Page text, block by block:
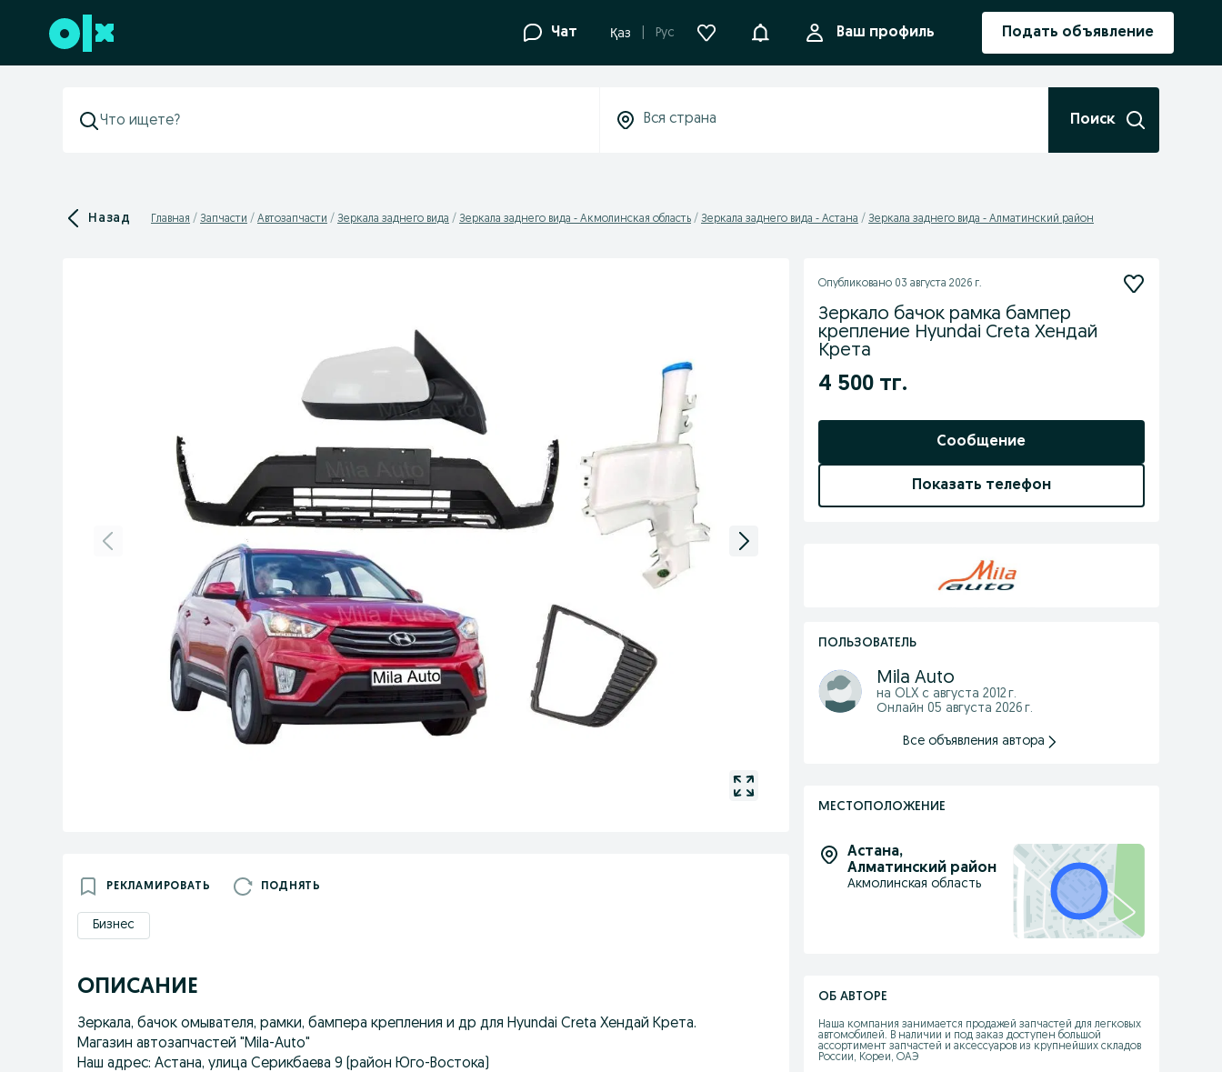
Перейти к нижнему колонтитулу Чат Қаз Рус УведомленияВаш профиль Подать объявление
Поиск
Назад Главная Запчасти Автозапчасти Зеркала заднего вида Зеркала заднего вида - Акмолинская область Зеркала заднего вида - Астана Зеркала заднего вида - Алматинский район
РЕКЛАМИРОВАТЬ ПОДНЯТЬ
Бизнес
ОПИСАНИЕ
Зеркала, бачок омывателя, рамки, бампера крепления и др для Hyundai Creta Хендай Крета.
Магазин автозапчастей "Mila-Auto"
Наш адрес: Астана, улица Серикбаева 9 (район Юго-Востока)
Опубликовано 03 августа 2026 г.
Зеркало бачок рамка бампер
крепление Hyundai Creta Хендай
Крета
4 500 тг.
Сообщение
Показать телефон
ПОЛЬЗОВАТЕЛЬ
Mila Auto
на OLX с августа 2012 г.
Онлайн 05 августа 2026 г.
Все объявления автора
МЕСТОПОЛОЖЕНИЕ
Астана,
Алматинский район
Акмолинская область
ОБ АВТОРЕ
Наша компания занимается продажей запчастей для легковых
автомобилей. В наличии и под заказ доступен большой
ассортимент запчастей и аксессуаров из крупнейших складов
России, Кореи, ОАЭ